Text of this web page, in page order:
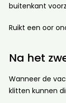
buitenkant
Ruikt een oor
Na het
Wanneer de
klitten kunnen